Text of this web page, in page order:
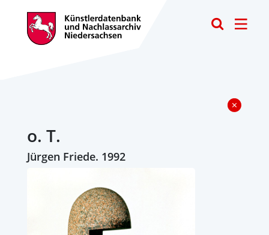
o. T.
Jürgen Friede. 1992